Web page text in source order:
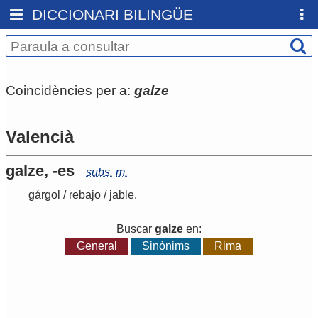
DICCIONARI BILINGÜE
Coincidències per a: galze
Valencià
galze, -es subs. m.
gárgol / rebajo / jable.
Buscar galze en:
General
Sinònims Rima